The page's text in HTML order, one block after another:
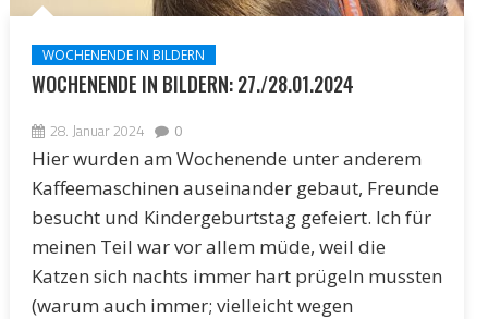
WOCHENENDE IN BILDERN
WOCHENENDE IN BILDERN: 27./28.01.2024
28. Januar 2024 0
Hier wurden am Wochenende unter anderem
Kaffeemaschinen auseinander gebaut, Freunde
besucht und Kindergeburtstag gefeiert. Ich für
meinen Teil war vor allem müde, weil die
Katzen sich nachts immer hart prügeln mussten
(warum auch immer; vielleicht wegen